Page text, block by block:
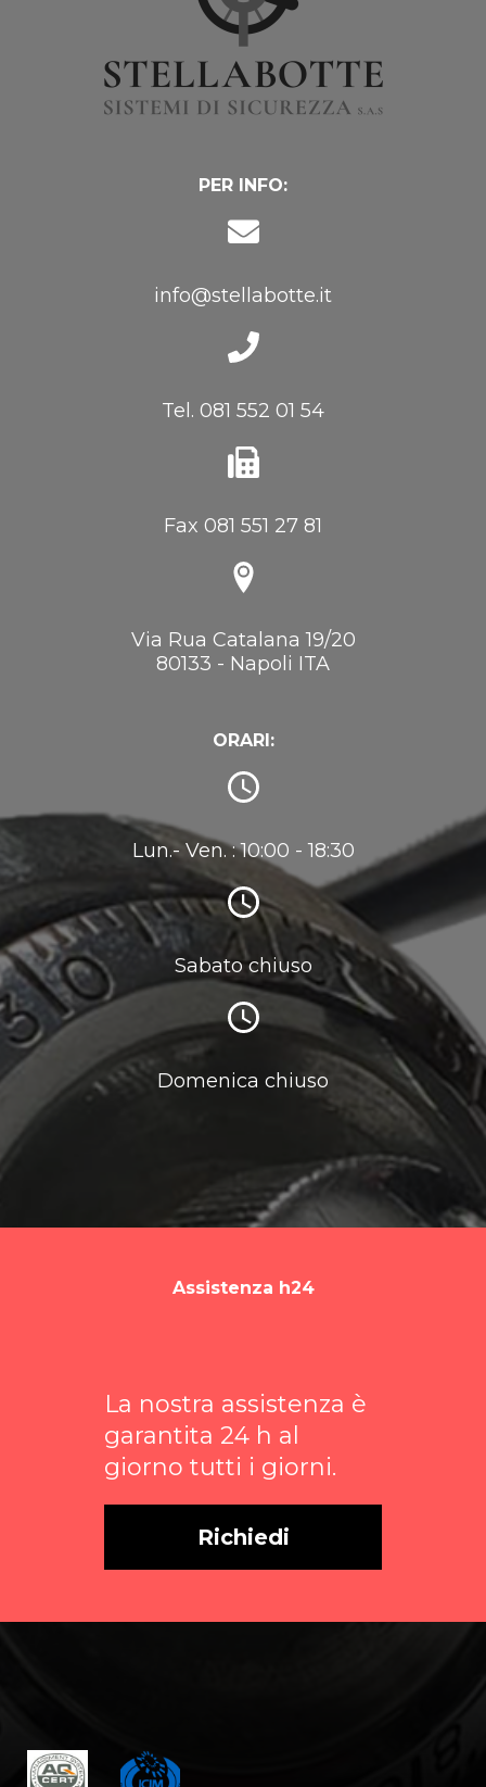
PER INFO:
info@stellabotte.it
Tel. 081 552 01 54
Fax 081 551 27 81
Via Rua Catalana 19/20
80133 - Napoli ITA
ORARI:
Lun.- Ven. : 10:00 - 18:30
Sabato chiuso
Domenica chiuso
Assistenza h24
La nostra assistenza è
garantita 24 h al
giorno tutti i giorni.
Richiedi